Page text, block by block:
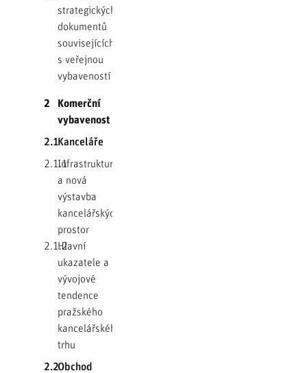
strategických
dokumentů
souvisejících
s veřejnou
vybaveností
2
Komerční
vybavenost
2.1Kanceláře
2.1.1Infrastruktura
a nová
výstavba
kancelářských
prostor
2.1.2Hlavní
ukazatele a
vývojové
tendence
pražského
kancelářského
trhu
2.2Obchod